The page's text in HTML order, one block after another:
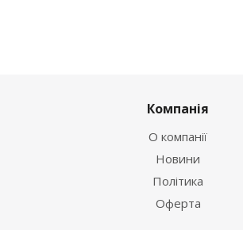
Компанія
О компанії
Новини
Політика
Оферта